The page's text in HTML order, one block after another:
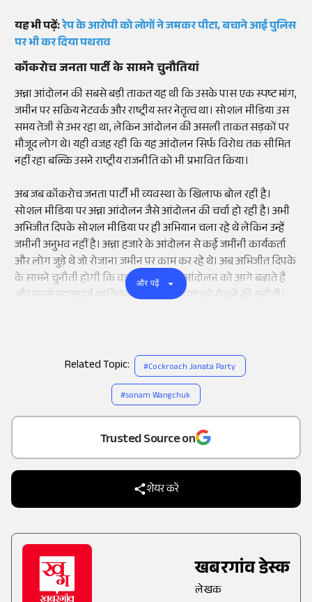
Add
as a
Trusted Source on
शेयर करें
खबरगांव डेस्क
लेखक
यह भी पढ़ें:रेप के आरोपी को लोगों ने जमकर पीटा, बचाने आई पुलिस
पर भी कर दिया पथराव
कॉकरोच जनता पार्टी के सामने चुनौतियां
अन्ना आंदोलन की सबसे बड़ी ताकत यह थी कि उसके पास एक स्पष्ट मांग,
जमीन पर सक्रिय नेटवर्क और राष्ट्रीय स्तर नेतृत्व था। सोशल मीडिया उस
समय तेजी से उभर रहा था, लेकिन आंदोलन की असली ताकत सड़कों पर
मौजूद लोग थे। यही वजह रही कि यह आंदोलन सिर्फ विरोध तक सीमित
नहीं रहा बल्कि उसने राष्ट्रीय राजनीति को भी प्रभावित किया।
अब जब कॉकरोच जनता पार्टी भी व्यवस्था के खिलाफ बोल रही है।
सोशल मीडिया पर अन्ना आंदोलन जैसे आंदोलन की चर्चा हो रही है। अभी
अभिजीत दिपके सोशल मीडिया पर ही अभियान चला रहे थे लेकिन उन्हें
जमीनी अनुभव नहीं है। अन्ना हजारे के आंदोलन से कई जमीनी कार्यकर्ता
और लोग जुड़े थे जो रोजाना जमीन पर काम कर रहे थे। अब अभिजीत दिपके
के सामने चुनौती होगी कि वह किस तरह से आंदोलन को आगे बढ़ाते हैं
और सबसे महत्वपूर्ण शांतिपूर्ण प्रदर्शन में अहिंशा को रोकने की चुनौती।
और पढ़ें
Related Topic: #Cockroach Janata Party
#sonam Wangchuk